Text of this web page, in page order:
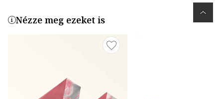
Nézze meg ezeket is